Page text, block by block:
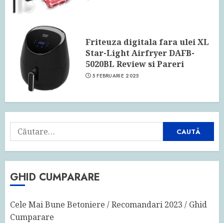
Friteuza digitala fara ulei XL
Star-Light Airfryer DAFB-
5020BL Review si Pareri
5 FEBRUARIE 2025
Caută
după:
GHID CUMPARARE
Cele Mai Bune Betoniere / Recomandari 2023 / Ghid
Cumparare